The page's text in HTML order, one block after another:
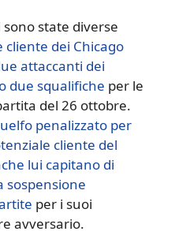
state diverse
cliente dei Chicago
attaccanti dei
due squalifiche per le
del 26 ottobre.
penalizzato per
cliente del
lui capitano di
sospensione
per i suoi
avversario.